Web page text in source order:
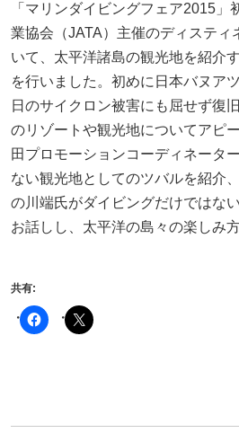
c
e
b
o
o
k
「マリンダイビングフェア2015
業協会（JATA）主催のディスティ
いて、太平洋諸島の観光地を紹介
を行いました。初めに日本バヌア
日のサイクロン被害にも屈せず復
のリゾートや観光地についてアピ
田プロモーションコーディネータ
ない観光地としてのツバルを紹介
の川端氏がダイビングだけではな
お話しし、太平洋の島々の楽しみ
共有: